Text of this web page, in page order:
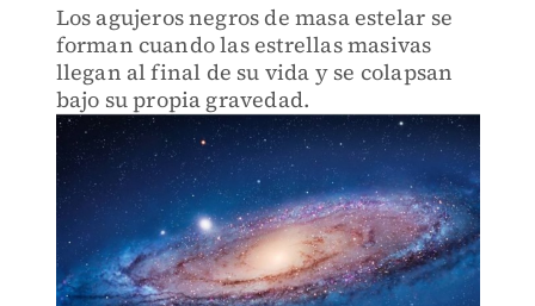
Los agujeros negros de masa estelar se
forman cuando las estrellas masivas
llegan al final de su vida y se colapsan
bajo su propia gravedad.